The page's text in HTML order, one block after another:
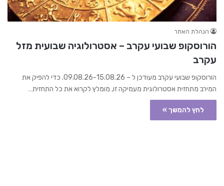
הנהלת האתר
הורוסקופ שבועי עקרב – אסטרולוגיה שבועית מזל
עקרב
הורוסקופ שבועי עקרב מעודכן ל – 09.08.26-15.08.26. כדי להפיק את
המירב מתחזית אסטרולוגית מעמיקה זו, מומלץ לקרוא את כל התחזית…
לחץ להמשך »